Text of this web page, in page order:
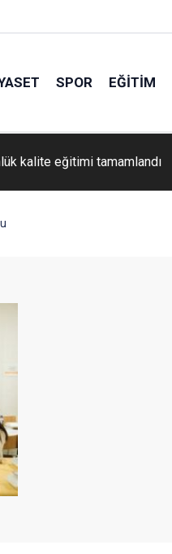
SPOR EĞITIM
kalite eğitimi tamamlandı